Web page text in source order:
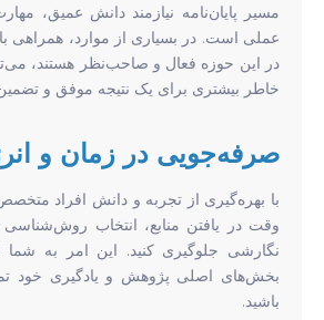
مسیر پایان‌نامه نیازمند دانش عمیق،
عملی است. در بسیاری از موارد، همراهی
در این حوزه فعال و صاحب‌نظر هستند،
خاطر بیشتری برای یک نتیجه موفق و
صرفه‌جویی در زمان و
با بهره‌گیری از تجربه و دانش افراد
وقت در یافتن منابع، انتخاب
نگارشی جلوگیری کنید. این امر به شما
بخش‌های اصلی پژوهش و یادگیری خود
باشید.